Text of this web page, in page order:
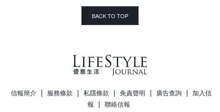
BACK TO TOP
信報簡介 | 服務條款 | 私隱條款 | 免責聲明 | 廣告查詢 | 加入信
報 | 聯絡信報